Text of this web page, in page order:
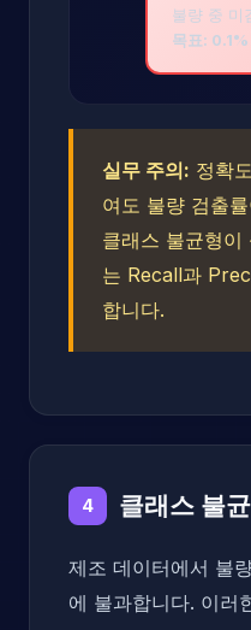
불량 중 미
목표: 0.1%
실무 주의: 정확
여도 불량 검출
클래스 불균형이
는 Recall과
합니다.
4 클래스 불
제조 데이터에서 불
에 불과합니다. 이러